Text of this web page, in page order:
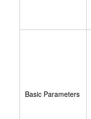
Basic Parameters